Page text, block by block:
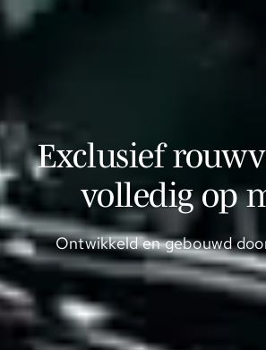
Exclusief
volledig op
Ontwikkeld en gebouwd